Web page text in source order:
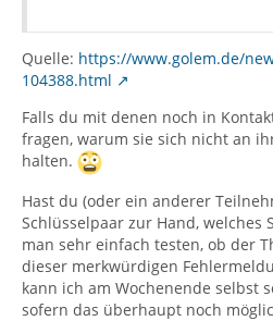
Quelle: https://www.golem.de/
104388.html
Falls du mit denen noch in
fragen, warum sie sich nicht an
halten.
Hast du (oder ein anderer
Schlüsselpaar zur Hand, welches
man sehr einfach testen, ob der
dieser merkwürdigen
kann ich am Wochenende selbst
sofern das überhaupt noch